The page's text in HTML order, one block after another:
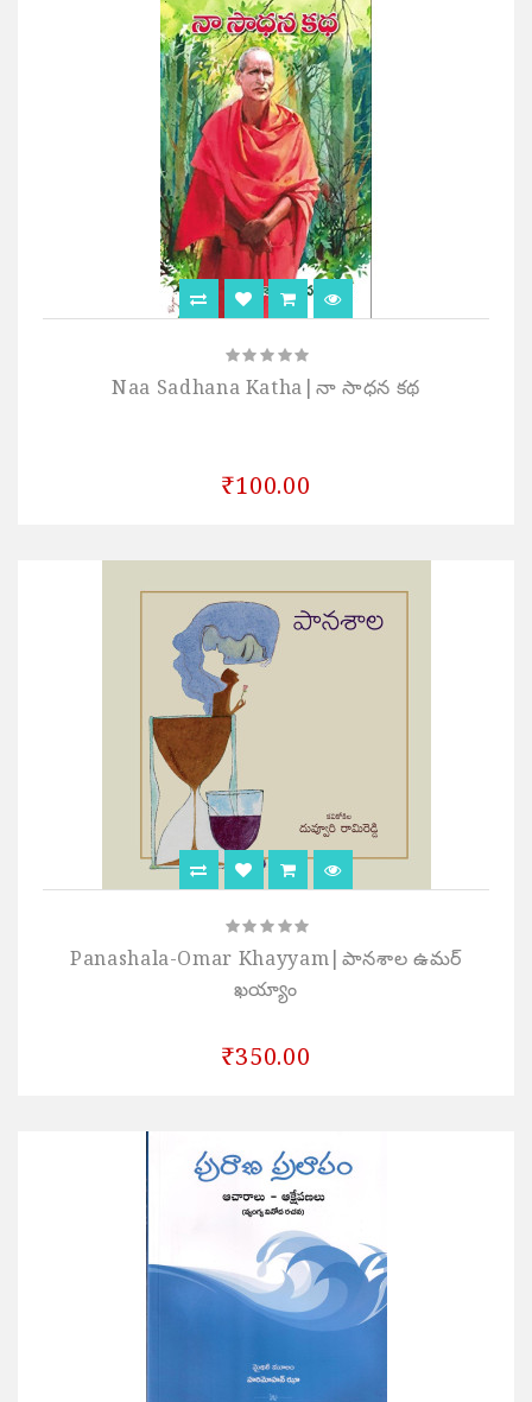
Naa Sadhana Katha|నా సాధన కథ
₹100.00
Panashala-Omar Khayyam|పానశాల ఉమర్
ఖయ్యాం
₹350.00